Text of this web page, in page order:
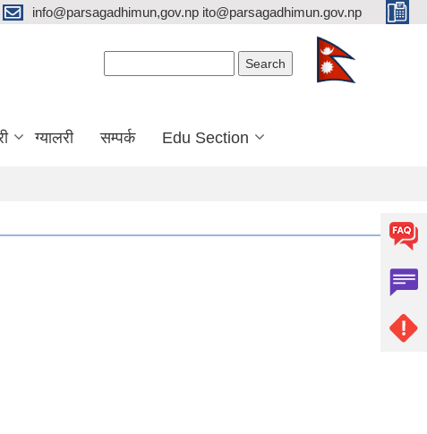
info@parsagadhimun,gov.np ito@parsagadhimun.gov.np
ग्यालरी सम्पर्क Edu Section